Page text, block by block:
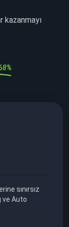
kazanmayı
sınırsız
ve Auto